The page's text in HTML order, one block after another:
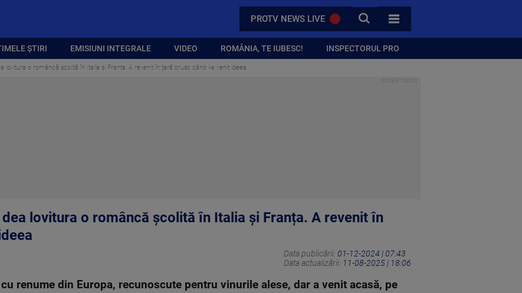
PROTV NEWS LIVE CAUTA
TOATE CATEGORIILE
ȘTIRI EMISIUNI INTEGRALE VIDEO ROMÂNIA, TE IUBESC! INSPECTORUL PRO
lovitura o româncă școlită în Italia și Franța. A revenit în țară brusc când i-a venit ideea
lovitura o româncă școlită în Italia și Franța. A revenit în
Data publicării: 01-12-2024 | 07:43
Data actualizării: 11-08-2025 | 18:06
renume din Europa, recunoscute pentru vinurile alese, dar a venit acasă, pe